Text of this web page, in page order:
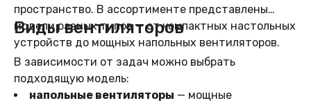
пространство. В ассортименте представлены
модели разных типов — от компактных настольных
устройств до мощных напольных вентиляторов.
Виды вентиляторов
В зависимости от задач можно выбрать
подходящую модель:
напольные вентиляторы — мощные